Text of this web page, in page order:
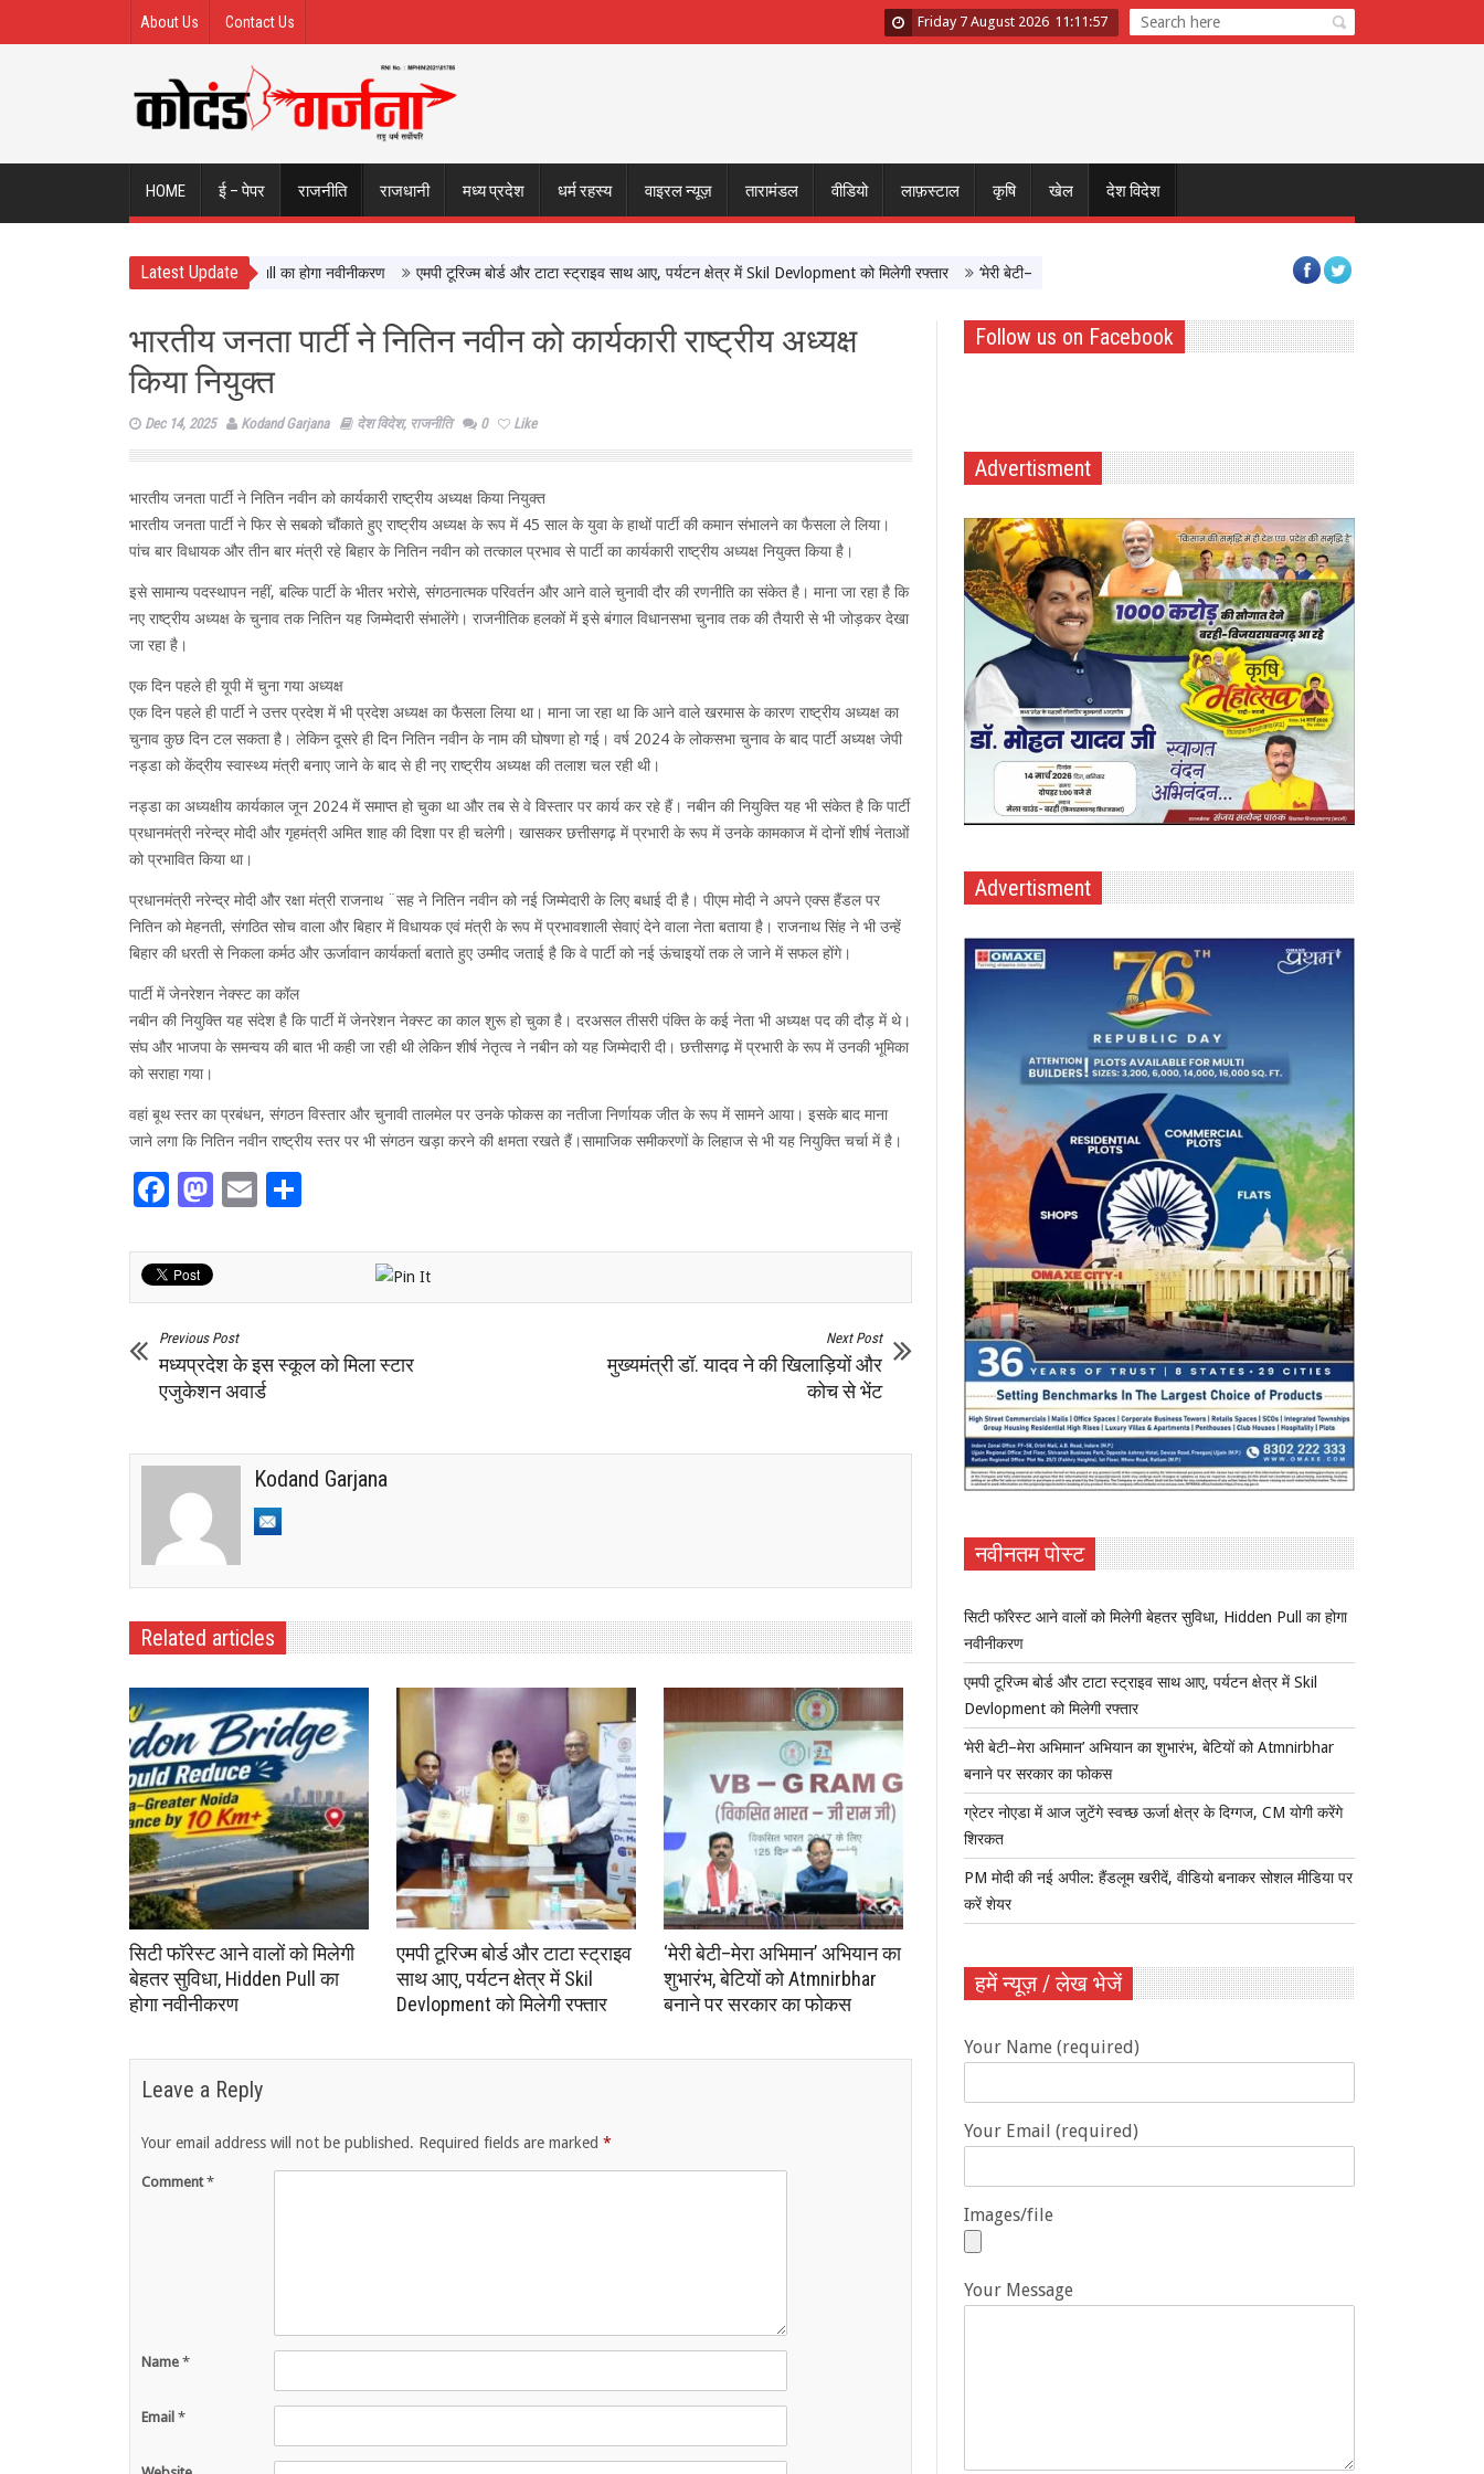
About Us Contact Us Friday 7 August 2026 11 :11 :58
HOME ई – पेपर राजनीति राजधानी मध्य प्रदेश धर्म रहस्य वाइरल न्यूज़ तारामंडल वीडियो लाफ़स्टाल कृषि खेल देश विदेश
Latest Update
को मिलेगी बेहतर सुविधा, Hidden Pull का होगा नवीनीकरण एमपी टूरिज्म बोर्ड और टाटा स्ट्राइव साथ आए, पर्यटन क्षेत्र में Skil Devlopment को मिलेगी रफ्तार ‘मेरी बेटी–मेरा अभिमान’ अभियान का शुभारंभ, बेटियों को Atmnirbhar बनाने पर सरकार का फोकस
भारतीय जनता पार्टी ने नितिन नवीन को कार्यकारी राष्ट्रीय अध्यक्ष
किया नियुक्त
Dec 14, 2025 Kodand Garjana देश विदेश, राजनीति 0 Like
भारतीय जनता पार्टी ने नितिन नवीन को कार्यकारी राष्ट्रीय अध्यक्ष किया नियुक्त
भारतीय जनता पार्टी ने फिर से सबको चौंकाते हुए राष्ट्रीय अध्यक्ष के रूप में 45 साल के युवा के हाथों पार्टी की कमान संभालने का फैसला ले लिया।
पांच बार विधायक और तीन बार मंत्री रहे बिहार के नितिन नवीन को तत्काल प्रभाव से पार्टी का कार्यकारी राष्ट्रीय अध्यक्ष नियुक्त किया है।
इसे सामान्य पदस्थापन नहीं, बल्कि पार्टी के भीतर भरोसे, संगठनात्मक परिवर्तन और आने वाले चुनावी दौर की रणनीति का संकेत है। माना जा रहा है कि
नए राष्ट्रीय अध्यक्ष के चुनाव तक नितिन यह जिम्मेदारी संभालेंगे। राजनीतिक हलकों में इसे बंगाल विधानसभा चुनाव तक की तैयारी से भी जोड़कर देखा
जा रहा है।
एक दिन पहले ही यूपी में चुना गया अध्यक्ष
एक दिन पहले ही पार्टी ने उत्तर प्रदेश में भी प्रदेश अध्यक्ष का फैसला लिया था। माना जा रहा था कि आने वाले खरमास के कारण राष्ट्रीय अध्यक्ष का
चुनाव कुछ दिन टल सकता है। लेकिन दूसरे ही दिन नितिन नवीन के नाम की घोषणा हो गई। वर्ष 2024 के लोकसभा चुनाव के बाद पार्टी अध्यक्ष जेपी
नड्डा को केंद्रीय स्वास्थ्य मंत्री बनाए जाने के बाद से ही नए राष्ट्रीय अध्यक्ष की तलाश चल रही थी।
नड्डा का अध्यक्षीय कार्यकाल जून 2024 में समाप्त हो चुका था और तब से वे विस्तार पर कार्य कर रहे हैं। नबीन की नियुक्ति यह भी संकेत है कि पार्टी
प्रधानमंत्री नरेन्द्र मोदी और गृहमंत्री अमित शाह की दिशा पर ही चलेगी। खासकर छत्तीसगढ़ में प्रभारी के रूप में उनके कामकाज में दोनों शीर्ष नेताओं
को प्रभावित किया था।
प्रधानमंत्री नरेन्द्र मोदी और रक्षा मंत्री राजनाथ ¨सह ने नितिन नवीन को नई जिम्मेदारी के लिए बधाई दी है। पीएम मोदी ने अपने एक्स हैंडल पर
नितिन को मेहनती, संगठित सोच वाला और बिहार में विधायक एवं मंत्री के रूप में प्रभावशाली सेवाएं देने वाला नेता बताया है। राजनाथ सिंह ने भी उन्हें
बिहार की धरती से निकला कर्मठ और ऊर्जावान कार्यकर्ता बताते हुए उम्मीद जताई है कि वे पार्टी को नई ऊंचाइयों तक ले जाने में सफल होंगे।
पार्टी में जेनरेशन नेक्स्ट का कॉल
नबीन की नियुक्ति यह संदेश है कि पार्टी में जेनरेशन नेक्स्ट का काल शुरू हो चुका है। दरअसल तीसरी पंक्ति के कई नेता भी अध्यक्ष पद की दौड़ में थे।
संघ और भाजपा के समन्वय की बात भी कही जा रही थी लेकिन शीर्ष नेतृत्व ने नबीन को यह जिम्मेदारी दी। छत्तीसगढ़ में प्रभारी के रूप में उनकी भूमिका
को सराहा गया।
वहां बूथ स्तर का प्रबंधन, संगठन विस्तार और चुनावी तालमेल पर उनके फोकस का नतीजा निर्णायक जीत के रूप में सामने आया। इसके बाद माना
जाने लगा कि नितिन नवीन राष्ट्रीय स्तर पर भी संगठन खड़ा करने की क्षमता रखते हैं।सामाजिक समीकरणों के लिहाज से भी यह नियुक्ति चर्चा में है।
Facebook
Mastodon
Email
Previous Post
मध्यप्रदेश के इस स्कूल को मिला स्टार
एजुकेशन अवार्ड
Next Post
मुख्यमंत्री डॉ. यादव ने की खिलाड़ियों और
कोच से भेंट
Kodand Garjana
Related articles
सिटी फॉरेस्ट आने वालों को मिलेगी
बेहतर सुविधा, Hidden Pull का
होगा नवीनीकरण
एमपी टूरिज्म बोर्ड और टाटा स्ट्राइव
साथ आए, पर्यटन क्षेत्र में Skil
Devlopment को मिलेगी रफ्तार
‘मेरी बेटी–मेरा अभिमान’ अभियान का
शुभारंभ, बेटियों को Atmnirbhar
बनाने पर सरकार का फोकस
Leave a Reply
Your email address will not be published. Required fields are marked *
Comment*
Name *
Email *
Follow us on Facebook
Advertisment
Advertisment
नवीनतम पोस्ट
सिटी फॉरेस्ट आने वालों को मिलेगी बेहतर सुविधा, Hidden Pull का होगा
नवीनीकरण
एमपी टूरिज्म बोर्ड और टाटा स्ट्राइव साथ आए, पर्यटन क्षेत्र में Skil
Devlopment को मिलेगी रफ्तार
‘मेरी बेटी–मेरा अभिमान’ अभियान का शुभारंभ, बेटियों को Atmnirbhar
बनाने पर सरकार का फोकस
ग्रेटर नोएडा में आज जुटेंगे स्वच्छ ऊर्जा क्षेत्र के दिग्गज, CM योगी करेंगे
शिरकत
PM मोदी की नई अपील: हैंडलूम खरीदें, वीडियो बनाकर सोशल मीडिया पर
करें शेयर
हमें न्यूज़ / लेख भेजें
Your Name (required)
Your Email (required)
Images/file
Your Message